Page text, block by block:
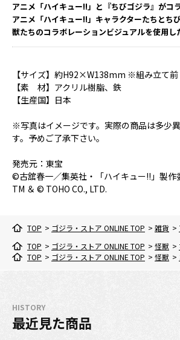
アニメ「ハイキュー!!」と『ちびゴジラ』がコ
アニメ「ハイキュー!!」キャラクターたちとち
獣たちのコラボレーションビジュアルを使用し
【サイズ】約H92×W138mm ※組み立て前
【素 材】アクリル樹脂、鉄
【生産国】日本
※写真はイメージです。実際の商品は多少
す。予めご了承下さい。
発売元：東宝
©古舘春一／集英社・「ハイキュー!!」製作
TM ＆ © TOHO CO., LTD.
TOP > ゴジラ・ストア ONLINE TOP > 雑貨 >
TOP > ゴジラ・ストア ONLINE TOP > 怪獣 >
TOP > ゴジラ・ストア ONLINE TOP > 怪獣 >
HISTORY
最近見た商品